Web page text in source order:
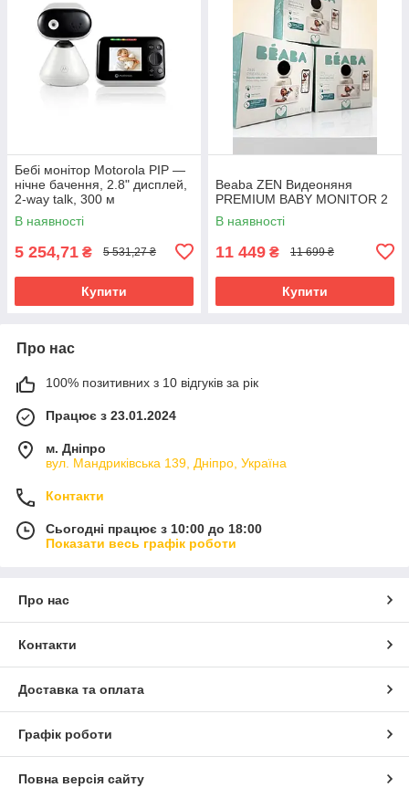
Бебі монітор Motorola PIP —
нічне бачення, 2.8" дисплей,
2-way talk, 300 м
В наявності
5 254,71 ₴ 5 531,27 ₴
Купити
Beaba ZEN Видеоняня
PREMIUM BABY MONITOR 2
В наявності
11 449 ₴ 11 699 ₴
Купити
Про нас
100% позитивних з 10 відгуків за рік
Працює з 23.01.2024
м. Дніпро
вул. Мандриківська 139, Дніпро, Україна
Контакти
Сьогодні працює з 10:00 до 18:00
Показати весь графік роботи
Про нас
Контакти
Доставка та оплата
Графік роботи
Повна версія сайту